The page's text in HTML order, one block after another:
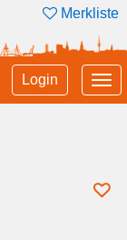
Merkliste
Login